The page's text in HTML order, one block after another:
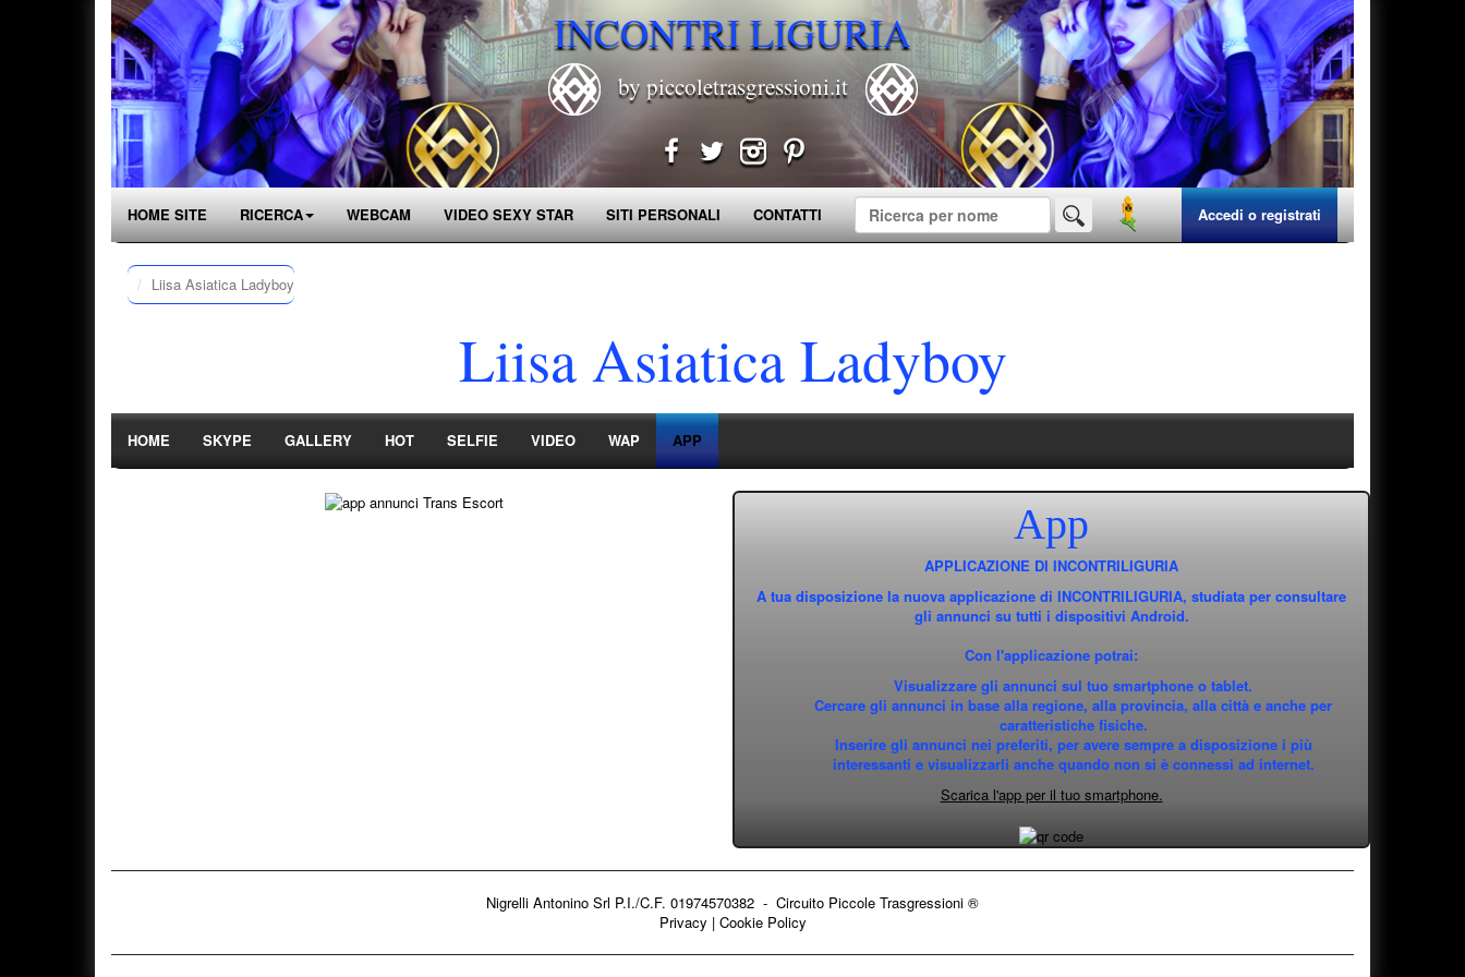
INCONTRI LIGURIA
by piccoletrasgressioni.it
HOME SITE RICERCA WEBCAM VIDEO SEXY STAR SITI PERSONALI CONTATTI Accedi o registrati
Liisa Asiatica Ladyboy
Liisa Asiatica Ladyboy
HOME SKYPE GALLERY HOT SELFIE VIDEO WAP APP
App
APPLICAZIONE DI INCONTRILIGURIA
A tua disposizione la nuova applicazione di INCONTRILIGURIA, studiata per consultare
gli annunci su tutti i dispositivi Android.
Con l'applicazione potrai:
Visualizzare gli annunci sul tuo smartphone o tablet.
Cercare gli annunci in base alla regione, alla provincia, alla città e anche per
caratteristiche fisiche.
Inserire gli annunci nei preferiti, per avere sempre a disposizione i più
interessanti e visualizzarli anche quando non si è connessi ad internet.
Scarica l'app per il tuo smartphone.
Nigrelli Antonino Srl P.I./C.F. 01974570382 - Circuito Piccole Trasgressioni ®
Privacy | Cookie Policy